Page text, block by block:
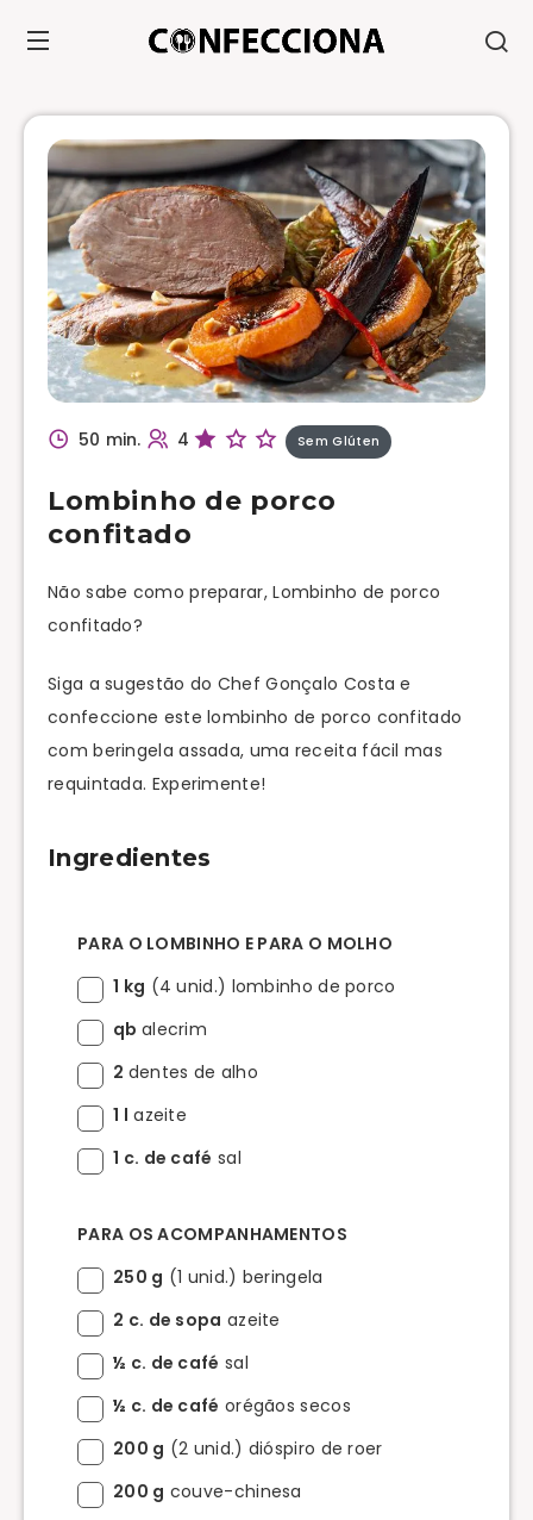
50 min. 4 Sem Glúten
Lombinho de porco
confitado
Não sabe como preparar, Lombinho de porco
confitado?
Siga a sugestão do Chef Gonçalo Costa e
confeccione este lombinho de porco confitado
com beringela assada, uma receita fácil mas
requintada. Experimente!
Ingredientes
PARA O LOMBINHO E PARA O MOLHO
1 kg (4 unid.) lombinho de porco
qb alecrim
2 dentes de alho
1 l azeite
1 c. de café sal
PARA OS ACOMPANHAMENTOS
250 g (1 unid.) beringela
2 c. de sopa azeite
½ c. de café sal
½ c. de café orégãos secos
200 g (2 unid.) dióspiro de roer
200 g couve-chinesa